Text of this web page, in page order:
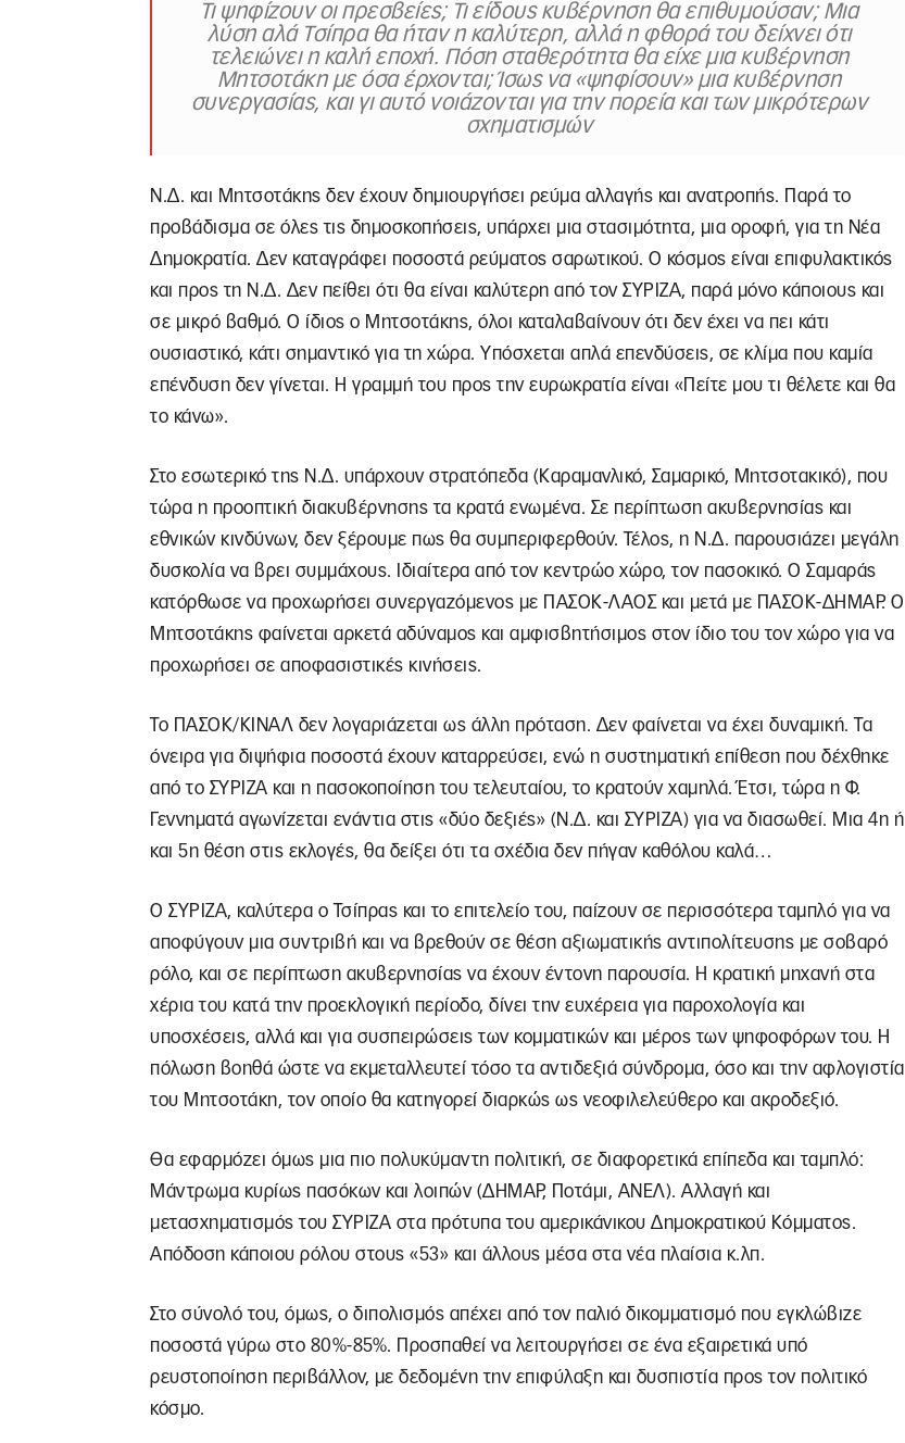
Τι ψηφίζουν οι πρεσβείες; Τι είδους κυβέρνηση θα επιθυμούσαν; Μια
λύση αλά Τσίπρα θα ήταν η καλύτερη, αλλά η φθορά του δείχνει ότι
τελειώνει η καλή εποχή. Πόση σταθερότητα θα είχε μια κυβέρνηση
Μητσοτάκη με όσα έρχονται; Ίσως να «ψηφίσουν» μια κυβέρνηση
συνεργασίας, και γι αυτό νοιάζονται για την πορεία και των μικρότερων
σχηματισμών
Ν.Δ. και Μητσοτάκης δεν έχουν δημιουργήσει ρεύμα αλλαγής και ανατροπής. Παρά το
προβάδισμα σε όλες τις δημοσκοπήσεις, υπάρχει μια στασιμότητα, μια οροφή, για τη Νέα
Δημοκρατία. Δεν καταγράφει ποσοστά ρεύματος σαρωτικού. Ο κόσμος είναι επιφυλακτικός
και προς τη Ν.Δ. Δεν πείθει ότι θα είναι καλύτερη από τον ΣΥΡΙΖΑ, παρά μόνο κάποιους και
σε μικρό βαθμό. Ο ίδιος ο Μητσοτάκης, όλοι καταλαβαίνουν ότι δεν έχει να πει κάτι
ουσιαστικό, κάτι σημαντικό για τη χώρα. Υπόσχεται απλά επενδύσεις, σε κλίμα που καμία
επένδυση δεν γίνεται. Η γραμμή του προς την ευρωκρατία είναι «Πείτε μου τι θέλετε και θα
το κάνω».
Στο εσωτερικό της Ν.Δ. υπάρχουν στρατόπεδα (Καραμανλικό, Σαμαρικό, Μητσοτακικό), που
τώρα η προοπτική διακυβέρνησης τα κρατά ενωμένα. Σε περίπτωση ακυβερνησίας και
εθνικών κινδύνων, δεν ξέρουμε πως θα συμπεριφερθούν. Τέλος, η Ν.Δ. παρουσιάζει μεγάλη
δυσκολία να βρει συμμάχους. Ιδιαίτερα από τον κεντρώο χώρο, τον πασοκικό. Ο Σαμαράς
κατόρθωσε να προχωρήσει συνεργαζόμενος με ΠΑΣΟΚ-ΛΑΟΣ και μετά με ΠΑΣΟΚ-ΔΗΜΑΡ. Ο
Μητσοτάκης φαίνεται αρκετά αδύναμος και αμφισβητήσιμος στον ίδιο του τον χώρο για να
προχωρήσει σε αποφασιστικές κινήσεις.
Το ΠΑΣΟΚ/ΚΙΝΑΛ δεν λογαριάζεται ως άλλη πρόταση. Δεν φαίνεται να έχει δυναμική. Τα
όνειρα για διψήφια ποσοστά έχουν καταρρεύσει, ενώ η συστηματική επίθεση που δέχθηκε
από το ΣΥΡΙΖΑ και η πασοκοποίηση του τελευταίου, το κρατούν χαμηλά. Έτσι, τώρα η Φ.
Γεννηματά αγωνίζεται ενάντια στις «δύο δεξιές» (Ν.Δ. και ΣΥΡΙΖΑ) για να διασωθεί. Μια 4η ή
και 5η θέση στις εκλογές, θα δείξει ότι τα σχέδια δεν πήγαν καθόλου καλά…
Ο ΣΥΡΙΖΑ, καλύτερα ο Τσίπρας και το επιτελείο του, παίζουν σε περισσότερα ταμπλό για να
αποφύγουν μια συντριβή και να βρεθούν σε θέση αξιωματικής αντιπολίτευσης με σοβαρό
ρόλο, και σε περίπτωση ακυβερνησίας να έχουν έντονη παρουσία. Η κρατική μηχανή στα
χέρια του κατά την προεκλογική περίοδο, δίνει την ευχέρεια για παροχολογία και
υποσχέσεις, αλλά και για συσπειρώσεις των κομματικών και μέρος των ψηφοφόρων του. Η
πόλωση βοηθά ώστε να εκμεταλλευτεί τόσο τα αντιδεξιά σύνδρομα, όσο και την αφλογιστία
του Μητσοτάκη, τον οποίο θα κατηγορεί διαρκώς ως νεοφιλελεύθερο και ακροδεξιό.
Θα εφαρμόζει όμως μια πιο πολυκύμαντη πολιτική, σε διαφορετικά επίπεδα και ταμπλό:
Μάντρωμα κυρίως πασόκων και λοιπών (ΔΗΜΑΡ, Ποτάμι, ΑΝΕΛ). Αλλαγή και
μετασχηματισμός του ΣΥΡΙΖΑ στα πρότυπα του αμερικάνικου Δημοκρατικού Κόμματος.
Απόδοση κάποιου ρόλου στους «53» και άλλους μέσα στα νέα πλαίσια κ.λπ.
Στο σύνολό του, όμως, ο διπολισμός απέχει από τον παλιό δικομματισμό που εγκλώβιζε
ποσοστά γύρω στο 80%-85%. Προσπαθεί να λειτουργήσει σε ένα εξαιρετικά υπό
ρευστοποίηση περιβάλλον, με δεδομένη την επιφύλαξη και δυσπιστία προς τον πολιτικό
κόσμο.